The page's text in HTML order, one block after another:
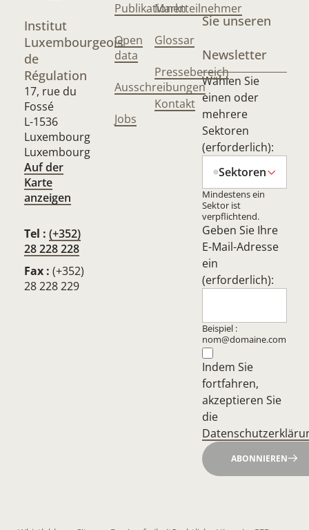
Institut
Luxembourgeois
de
Régulation
17, rue du
Fossé
L-1536
Luxembourg
Luxembourg
Auf der
Karte
anzeigen
Tel : (+352)
28 228 228
Fax : (+352)
28 228 229
Publikationen
Open
data
Ausschreibungen
Jobs
Marktteilnehmer
Glossar
Pressebereich
Kontakt
Sie unseren
Newsletter
Wählen Sie
einen oder
mehrere
Sektoren
(erforderlich):
Sektoren
Mindestens ein
Sektor ist
verpflichtend.
Geben Sie Ihre
E-Mail-Adresse
ein
(erforderlich):
Beispiel :
nom@domaine.com
Indem Sie
fortfahren,
akzeptieren Sie
die
ABONNIEREN